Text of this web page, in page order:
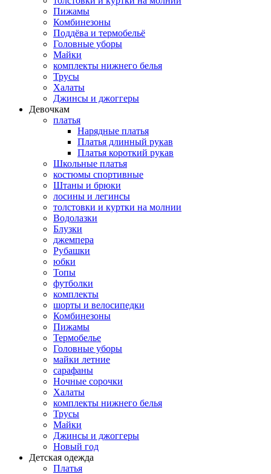
Пижамы
Комбинезоны
Поддёва и термобельё
Головные уборы
Майки
комплекты нижнего белья
Трусы
Халаты
Джинсы и джоггеры
Девочкам
платья
Нарядные платья
Платья длинный рукав
Платья короткий рукав
Школьные платья
костюмы спортивные
Штаны и брюки
лосины и легинсы
толстовки и куртки на молнии
Водолазки
Блузки
джемпера
Рубашки
юбки
Топы
футболки
комплекты
шорты и велосипедки
Комбинезоны
Пижамы
Термобелье
Головные уборы
майки летние
сарафаны
Ночные сорочки
Халаты
комплекты нижнего белья
Трусы
Майки
Джинсы и джоггеры
Новый год
Детская одежда
Платья